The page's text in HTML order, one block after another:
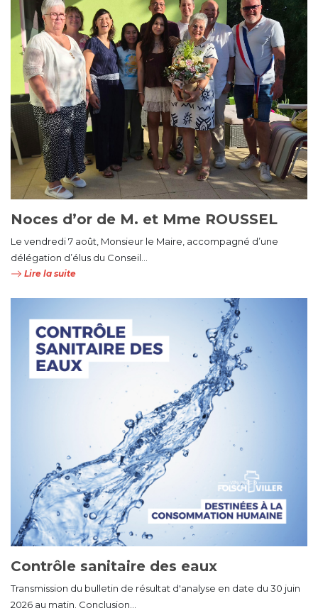
Noces d’or de M. et Mme ROUSSEL
Le vendredi 7 août, Monsieur le Maire, accompagné d’une
délégation d’élus du Conseil...
Lire la suite
Contrôle sanitaire des eaux
Transmission du bulletin de résultat d'analyse en date du 30 juin
2026 au matin. Conclusion...